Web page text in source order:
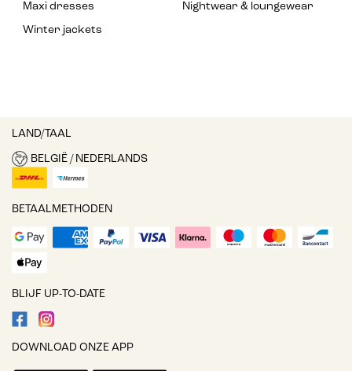
Maxi dresses
Nightwear & loungewear
Winter jackets
LAND/TAAL
BELGIË / NEDERLANDS
BETAALMETHODEN
BLIJF UP-TO-DATE
DOWNLOAD ONZE APP